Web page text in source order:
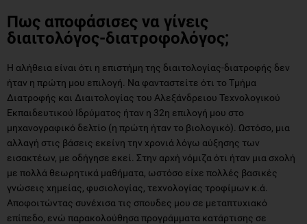
Πως αποφάσισες να γίνεις
διαιτολόγος-διατροφολόγος;
Η αλήθεια είναι ότι η επιστήμη της διαιτολογίας-διατροφής δεν
ήταν η πρώτη μου επιλογή. Να φανταστείτε ότι το Τμήμα
Διατροφής και Διαιτολογίας του Αλεξάνδρειου Τεχνολογικού
Εκπαιδευτικού Ιδρύματος ήταν η 32η επιλογή μου στο
μηχανογραφικό δελτίο (η πρώτη ήταν το βιολογικό). Ωστόσο, μια
αλλαγή στις βάσεις εκείνη την χρονιά λόγω αύξησης των
εισακτέων, με οδήγησε εκεί. Στην αρχή νόμιζα ότι ήταν μια σχολή
με πολλά θεωρητικά μαθήματα, ωστόσο είχε πολλές βασικές
γνώσεις χημείας, φυσιολογίας, τεχνολογίας τροφίμων κ.ά.
Αποφοιτώντας συνέχισα τις σπουδες μου σε μεταπτυχιακό
επίπεδο, ενώ παρακολούθησα προγράμματα κατάρτισης σε